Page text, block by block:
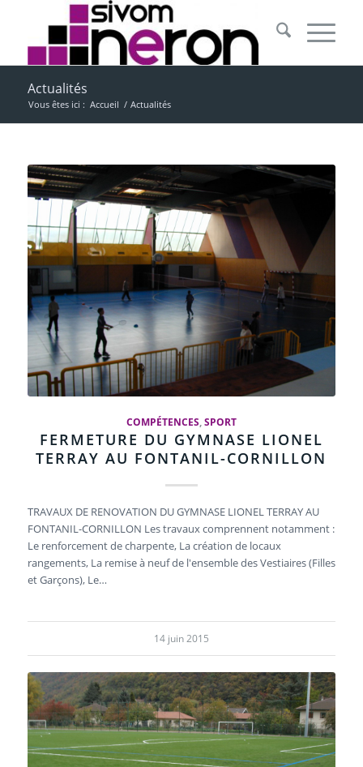
Actualités
Vous êtes ici : Accueil / Actualités
COMPÉTENCES SPORT
FERMETURE DU GYMNASE LIONEL
TERRAY AU FONTANIL-CORNILLON
TRAVAUX DE RENOVATION DU GYMNASE LIONEL TERRAY AU
FONTANIL-CORNILLON Les travaux comprennent notamment :
Le renforcement de charpente, La création de locaux
rangements, La remise à neuf de l'ensemble des Vestiaires (Filles
et Garçons), Le…
14 juin 2015